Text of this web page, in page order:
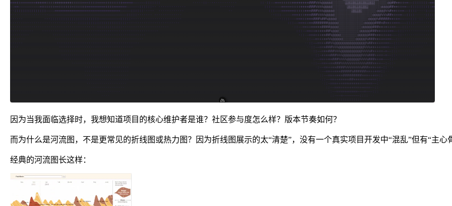
因为当我面临选择时，我想知道项目的核心维护者是谁？社区参与度怎么样？版本节奏如何？
而为什么是河流图，不是更常见的折线图或热力图？因为折线图展示的太“清楚”，没有一个真实项目开发中“混乱”但有“主心
经典的河流图长这样：